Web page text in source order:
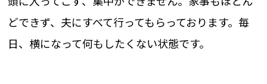
どできず、夫にすべて行ってもらっております。毎
日、横になって何もしたくない状態です。